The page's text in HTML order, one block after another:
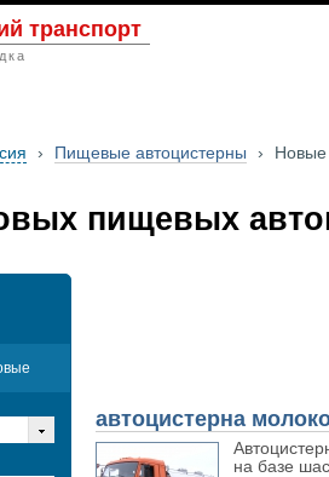
транспорт
› Пищевые автоцистерны › Новые
пищевых
автоцистерна
на базе